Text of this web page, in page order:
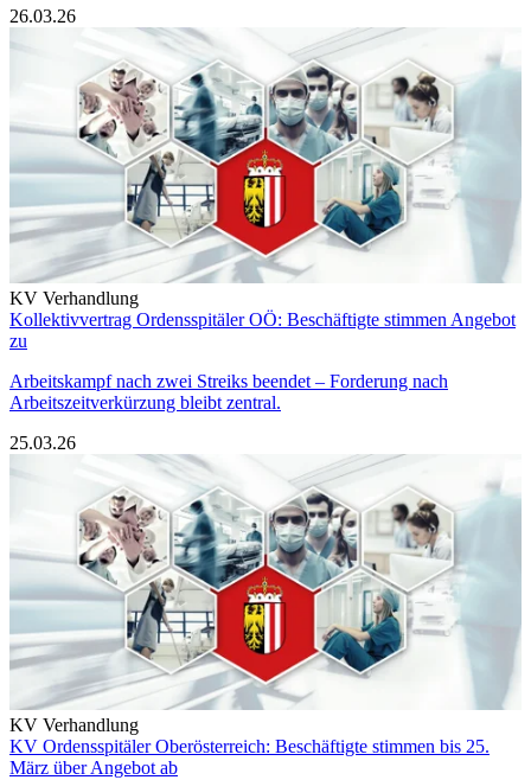
26.03.26
KV Verhandlung
Kollektivvertrag Ordensspitäler OÖ: Beschäftigte stimmen Angebot
zu
Arbeitskampf nach zwei Streiks beendet – Forderung nach
Arbeitszeitverkürzung bleibt zentral.
25.03.26
KV Verhandlung
KV Ordensspitäler Oberösterreich: Beschäftigte stimmen bis 25.
März über Angebot ab